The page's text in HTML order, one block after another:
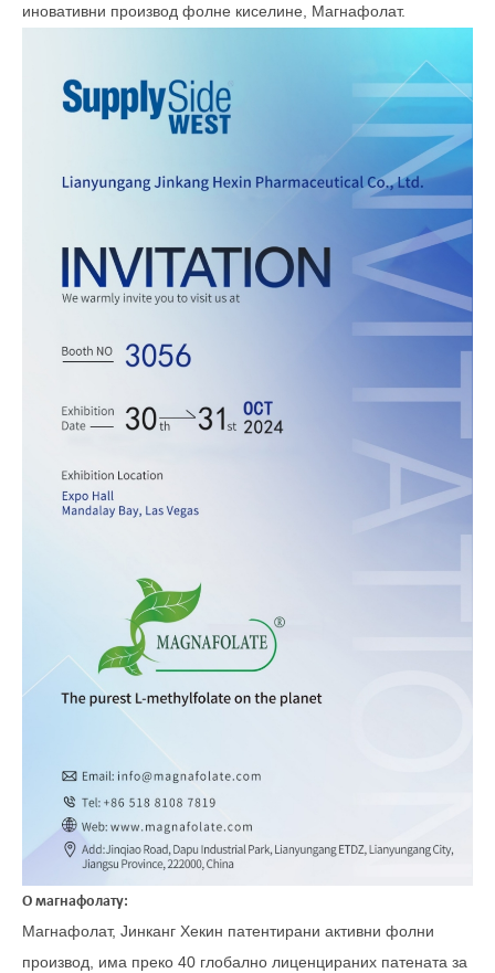
иновативни производ фолне киселине, Магнафолат.
О магнафолату:
Магнафолат, Јинканг Хекин патентирани активни фолни
производ, има преко 40 глобално лиценцираних патената за